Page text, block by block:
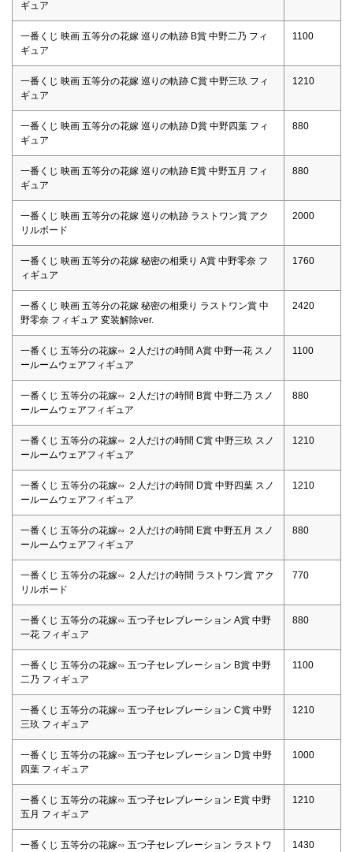
ギュア
一番くじ 映画 五等分の花嫁 巡りの軌跡 B賞 中野二乃 フィ
ギュア
1100
一番くじ 映画 五等分の花嫁 巡りの軌跡 C賞 中野三玖 フィ
ギュア
1210
一番くじ 映画 五等分の花嫁 巡りの軌跡 D賞 中野四葉 フィ
ギュア
880
一番くじ 映画 五等分の花嫁 巡りの軌跡 E賞 中野五月 フィ
ギュア
880
一番くじ 映画 五等分の花嫁 巡りの軌跡 ラストワン賞 アク
リルボード
2000
一番くじ 映画 五等分の花嫁 秘密の相乗り A賞 中野零奈 フ
ィギュア
1760
一番くじ 映画 五等分の花嫁 秘密の相乗り ラストワン賞 中
野零奈 フィギュア 変装解除ver.
2420
一番くじ 五等分の花嫁∽ ２人だけの時間 A賞 中野一花 スノ
ールームウェアフィギュア
1100
一番くじ 五等分の花嫁∽ ２人だけの時間 B賞 中野二乃 スノ
ールームウェアフィギュア
880
一番くじ 五等分の花嫁∽ ２人だけの時間 C賞 中野三玖 スノ
ールームウェアフィギュア
1210
一番くじ 五等分の花嫁∽ ２人だけの時間 D賞 中野四葉 スノ
ールームウェアフィギュア
1210
一番くじ 五等分の花嫁∽ ２人だけの時間 E賞 中野五月 スノ
ールームウェアフィギュア
880
一番くじ 五等分の花嫁∽ ２人だけの時間 ラストワン賞 アク
リルボード
770
一番くじ 五等分の花嫁∽ 五つ子セレブレーション A賞 中野
一花 フィギュア
880
一番くじ 五等分の花嫁∽ 五つ子セレブレーション B賞 中野
二乃 フィギュア
1100
一番くじ 五等分の花嫁∽ 五つ子セレブレーション C賞 中野
三玖 フィギュア
1210
一番くじ 五等分の花嫁∽ 五つ子セレブレーション D賞 中野
四葉 フィギュア
1000
一番くじ 五等分の花嫁∽ 五つ子セレブレーション E賞 中野
五月 フィギュア
1210
一番くじ 五等分の花嫁∽ 五つ子セレブレーション ラストワ
1430